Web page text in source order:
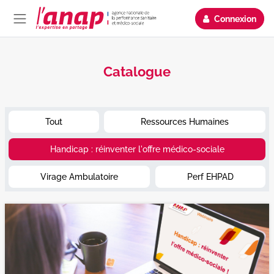
Passer au contenu principal
Panneau latéral
Connexion
Catalogue
Tout Ressources Humaines
Handicap : réinventer l'offre médico-sociale
Virage Ambulatoire Perf EHPAD